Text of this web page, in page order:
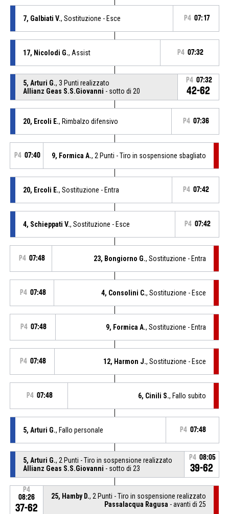
7, Galbiati V., Sostituzione - Esce P4 07:17
17, Nicolodi G., Assist P4 07:32
5, Arturi G., 3 Punti realizzato
Allianz Geas S.S.Giovanni - sotto di 20
P4 07:32
42-62
20, Ercoli E., Rimbalzo difensivo P4 07:36
P4 07:40 9, Formica A., 2 Punti - Tiro in sospensione sbagliato
20, Ercoli E., Sostituzione - Entra P4 07:42
4, Schieppati V., Sostituzione - Esce P4 07:42
P4 07:48 23, Bongiorno G., Sostituzione - Entra
P4 07:48 4, Consolini C., Sostituzione - Esce
P4 07:48 9, Formica A., Sostituzione - Entra
P4 07:48 12, Harmon J., Sostituzione - Esce
P4 07:48 6, Cinili S., Fallo subito
5, Arturi G., Fallo personale P4 07:48
5, Arturi G., 2 Punti - Tiro in sospensione realizzato
Allianz Geas S.S.Giovanni - sotto di 23
P4 08:05
39-62
P4
08:26
37-62
25, Hamby D., 2 Punti - Tiro in sospensione realizzato
Passalacqua Ragusa - avanti di 25